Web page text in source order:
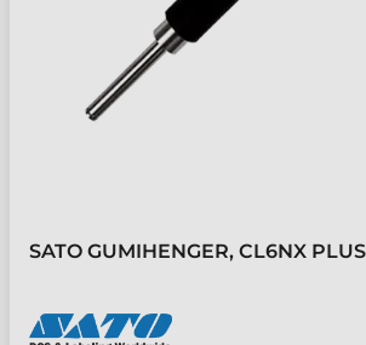
SATO GUMIHENGER, CL6NX